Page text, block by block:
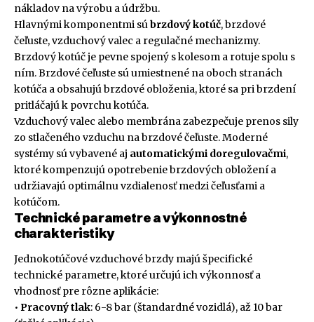
nákladov na výrobu a údržbu.
Hlavnými komponentmi súbrzdový kotúč, brzdové
čeľuste, vzduchový valec a regulačné mechanizmy.
Brzdový kotúč je pevne spojený s kolesom a rotuje spolu s
ním. Brzdové čeľuste sú umiestnené na oboch stranách
kotúča a obsahujú brzdové obloženia, ktoré sa pri brzdení
pritláčajú k povrchu kotúča.
Vzduchový valec alebo membrána zabezpečuje prenos sily
zo stlačeného vzduchu na brzdové čeľuste. Moderné
systémy sú vybavené aj automatickými doregulovačmi,
ktoré kompenzujú opotrebenie brzdových obložení a
udržiavajú optimálnu vzdialenosť medzi čeľusťami a
kotúčom.
Technické parametre a výkonnostné
charakteristiky
Jednokotúčové vzduchové brzdy majú špecifické
technické parametre, ktoré určujú ich výkonnosť a
vhodnosť pre rôzne aplikácie:
• Pracovný tlak: 6-8 bar (štandardné vozidlá), až 10 bar